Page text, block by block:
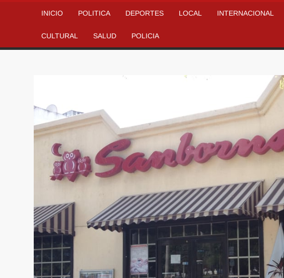
INICIO POLITICA DEPORTES LOCAL INTERNACIONAL
CULTURAL SALUD POLICIA